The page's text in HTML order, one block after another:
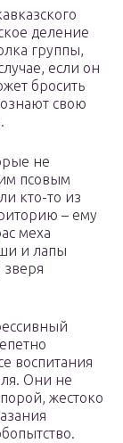
деление
группы,
если он
бросить
свою
не
псовым
кто-то из
– ему
меха
и лапы
воспитания
Они не
жестоко